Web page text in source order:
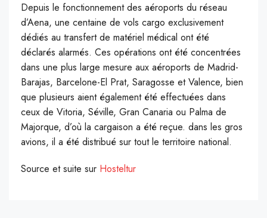
Depuis le fonctionnement des aéroports du réseau
d’Aena, une centaine de vols cargo exclusivement
dédiés au transfert de matériel médical ont été
déclarés alarmés. Ces opérations ont été concentrées
dans une plus large mesure aux aéroports de Madrid-
Barajas, Barcelone-El Prat, Saragosse et Valence, bien
que plusieurs aient également été effectuées dans
ceux de Vitoria, Séville, Gran Canaria ou Palma de
Majorque, d’où la cargaison a été reçue. dans les gros
avions, il a été distribué sur tout le territoire national.
Source et suite sur Hosteltur